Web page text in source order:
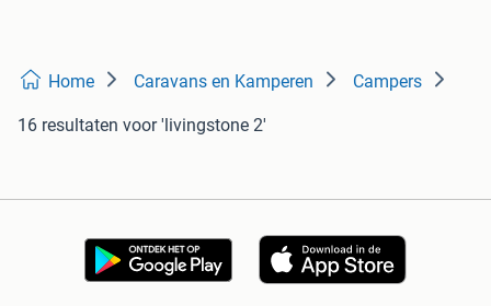
Home Caravans en Kamperen Campers
16 resultaten voor 'livingstone 2'